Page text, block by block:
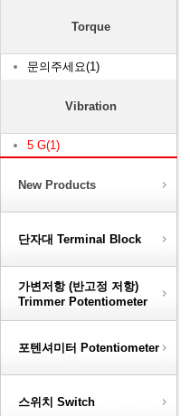
Torque
문의주세요(1)
Vibration
5 G(1)
New Products
단자대 Terminal Block
가변저항 (반고정 저항)
Trimmer Potentiometer
포텐셔미터 Potentiometer
스위치 Switch